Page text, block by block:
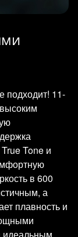
подходит! 11-
Tone и
в 600
а
плавность и